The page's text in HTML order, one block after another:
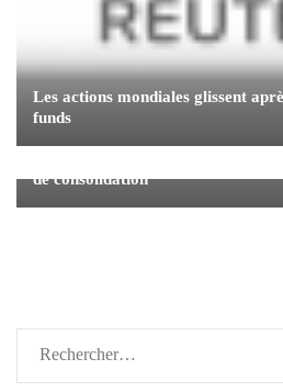
Les actions mondiales glissent
funds
de consolidation
Rechercher :